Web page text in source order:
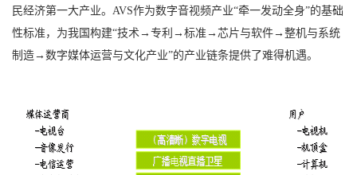
民经济第一大产业。AVS作为数字音视频产业“牵一发动全身”的基础
性标准，为我国构建“技术→专利→标准→芯片与软件→整机与系统
制造→数字媒体运营与文化产业”的产业链条提供了难得机遇。